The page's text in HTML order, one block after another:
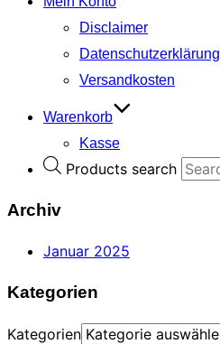
Disclaimer
Datenschutzerklärung
Versandkosten
Warenkorb
Kasse
Products search
Archiv
Januar 2025
Kategorien
Kategorien